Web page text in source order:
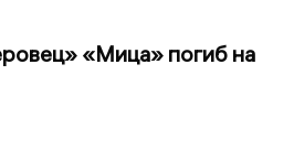
«Мица» погиб на